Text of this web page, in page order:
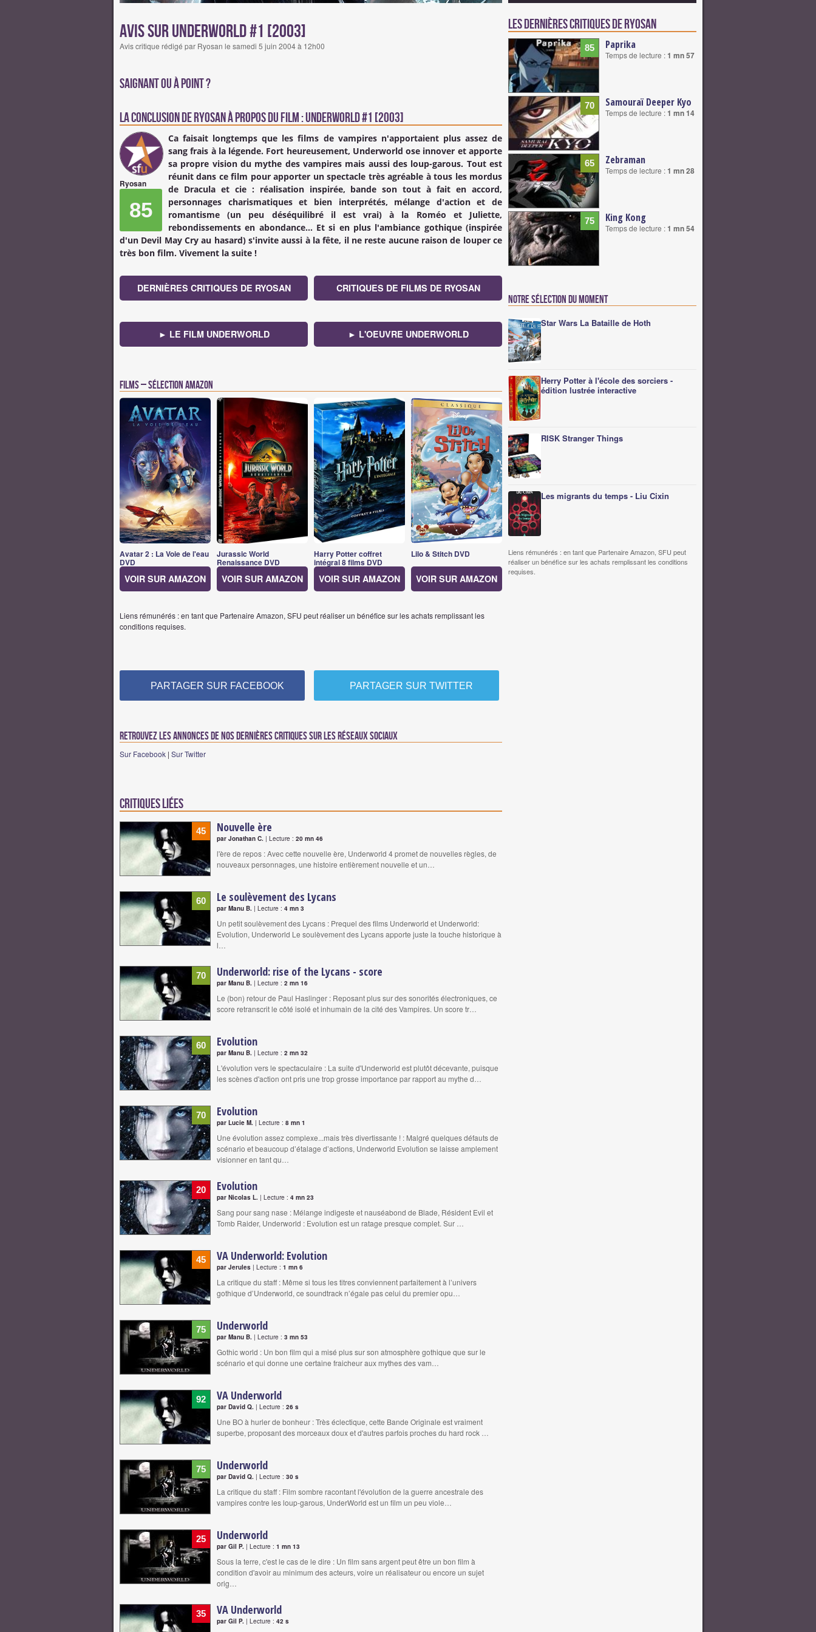
Avis sur Underworld #1 [2003]
Avis critique rédigé par Ryosan le samedi 5 juin 2004 à 12h00
Saignant ou à point ?
La conclusion deRyosanà propos du Film : Underworld #1 [2003]
Ryosan
85
Ca faisait longtemps que les films de vampires n'apportaient plus assez de
sang frais à la légende. Fort heureusement, Underworld ose innover et apporte
sa propre vision du mythe des vampires mais aussi des loup-garous. Tout est
réunit dans ce film pour apporter un spectacle très agréable à tous les mordus
de Dracula et cie : réalisation inspirée, bande son tout à fait en accord,
personnages charismatiques et bien interprétés, mélange d'action et de
romantisme (un peu déséquilibré il est vrai) à la Roméo et Juliette,
rebondissements en abondance... Et si en plus l'ambiance gothique (inspirée
d'un Devil May Cry au hasard) s'invite aussi à la fête, il ne reste aucune raison de louper ce
très bon film. Vivement la suite !
DERNIÈRES CRITIQUES DE RYOSAN CRITIQUES DE FILMS DE RYOSAN
► LE FILM UNDERWORLD ► L'OEUVRE UNDERWORLD
Films – Sélection Amazon
Avatar 2 : La Voie de l'eau
DVD
VOIR SUR AMAZON
Jurassic World
Renaissance DVD
VOIR SUR AMAZON
Harry Potter coffret
intégral 8 films DVD
VOIR SUR AMAZON
Lilo & Stitch DVD
VOIR SUR AMAZON
Liens rémunérés : en tant que Partenaire Amazon, SFU peut réaliser un bénéfice sur les achats remplissant les
conditions requises.
PARTAGER SUR FACEBOOK PARTAGER SUR TWITTER
Retrouvez les annonces de nos dernières critiques sur les réseaux sociaux
Sur Facebook | Sur Twitter
Critiques liées
45 Nouvelle ère
par Jonathan C. | Lecture : 20 mn 46
l'ère de repos : Avec cette nouvelle ère, Underworld 4 promet de nouvelles règles, de
nouveaux personnages, une histoire entièrement nouvelle et un…
60 Le soulèvement des Lycans
par Manu B. | Lecture : 4 mn 3
Un petit soulèvement des Lycans : Prequel des films Underworld et Underworld:
Evolution, Underworld Le soulèvement des Lycans apporte juste la touche historique à
l…
70 Underworld: rise of the Lycans - score
par Manu B. | Lecture : 2 mn 16
Le (bon) retour de Paul Haslinger : Reposant plus sur des sonorités électroniques, ce
score retranscrit le côté isolé et inhumain de la cité des Vampires. Un score tr…
60 Evolution
par Manu B. | Lecture : 2 mn 32
L'évolution vers le spectaculaire : La suite d'Underworld est plutôt décevante, puisque
les scènes d'action ont pris une trop grosse importance par rapport au mythe d…
70 Evolution
par Lucie M. | Lecture : 8 mn 1
Une évolution assez complexe...mais très divertissante ! : Malgré quelques défauts de
scénario et beaucoup d’étalage d’actions, Underworld Evolution se laisse amplement
visionner en tant qu…
20 Evolution
par Nicolas L. | Lecture : 4 mn 23
Sang pour sang nase : Mélange indigeste et nauséabond de Blade, Résident Evil et
Tomb Raider, Underworld : Evolution est un ratage presque complet. Sur …
45 VA Underworld: Evolution
par Jerules | Lecture : 1 mn 6
La critique du staff : Même si tous les titres conviennent parfaitement à l’univers
gothique d’Underworld, ce soundtrack n’égale pas celui du premier opu…
75 Underworld
par Manu B. | Lecture : 3 mn 53
Gothic world : Un bon film qui a misé plus sur son atmosphère gothique que sur le
scénario et qui donne une certaine fraicheur aux mythes des vam…
92 VA Underworld
par David Q. | Lecture : 26 s
Une BO à hurler de bonheur : Très éclectique, cette Bande Originale est vraiment
superbe, proposant des morceaux doux et d'autres parfois proches du hard rock …
75 Underworld
par David Q. | Lecture : 30 s
La critique du staff : Film sombre racontant l'évolution de la guerre ancestrale des
vampires contre les loup-garous, UnderWorld est un film un peu viole…
25 Underworld
par Gil P. | Lecture : 1 mn 13
Sous la terre, c'est le cas de le dire : Un film sans argent peut être un bon film à
condition d'avoir au minimum des acteurs, voire un réalisateur ou encore un sujet
orig…
35 VA Underworld
par Gil P. | Lecture : 42 s
Les dernières critiques de Ryosan
85 Paprika
Temps de lecture :1 mn 57
70 Samouraï Deeper Kyo
Temps de lecture :1 mn 14
65 Zebraman
Temps de lecture :1 mn 28
75 King Kong
Temps de lecture :1 mn 54
Notre sélection du moment
Star Wars La Bataille de Hoth
Herry Potter à l'école des sorciers -
édition lustrée interactive
RISK Stranger Things
Les migrants du temps - Liu Cixin
Liens rémunérés : en tant que Partenaire Amazon, SFU peut
réaliser un bénéfice sur les achats remplissant les conditions
requises.